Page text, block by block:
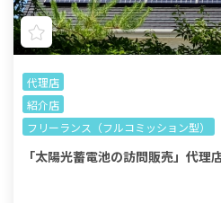
代理店
紹介店
フリーランス（フルコミッション型）
「太陽光蓄電池の訪問販売」代理